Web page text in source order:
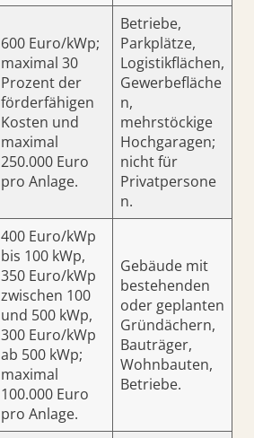
600 Euro/kWp;
maximal 30
Prozent der
förderfähigen
Kosten und
maximal
250.000 Euro
pro Anlage.
Betriebe,
Parkplätze,
Logistikflächen,
Gewerbefläche
n,
mehrstöckige
Hochgaragen;
nicht für
Privatpersone
n.
400 Euro/kWp
bis 100 kWp,
350 Euro/kWp
zwischen 100
und 500 kWp,
300 Euro/kWp
ab 500 kWp;
maximal
100.000 Euro
pro Anlage.
Gebäude mit
bestehenden
oder geplanten
Gründächern,
Bauträger,
Wohnbauten,
Betriebe.